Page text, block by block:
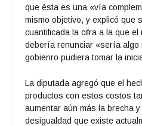
que ésta es una «vía
mismo objetivo, y explicó que
cuantificada la cifra a la que
debería renunciar «sería algo
gobienro pudiera tomar la
La diputada agregó que el
productos con estos costos
aumentar aún más la brecha
desigualdad que existe